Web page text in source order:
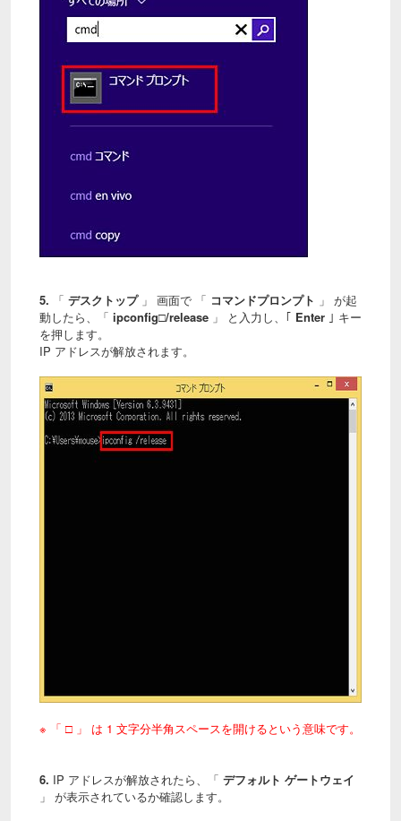
5. 「 デスクトップ 」 画面で 「 コマンドプロンプト 」 が起
動したら、「 ipconfig□/release 」 と入力し、｢ Enter ｣ キー
を押します。
IP アドレスが解放されます。
※ 「 □ 」 は 1 文字分半角スペースを開けるという意味です。
6. IP アドレスが解放されたら、「 デフォルト ゲートウェイ
」 が表示されているか確認します。